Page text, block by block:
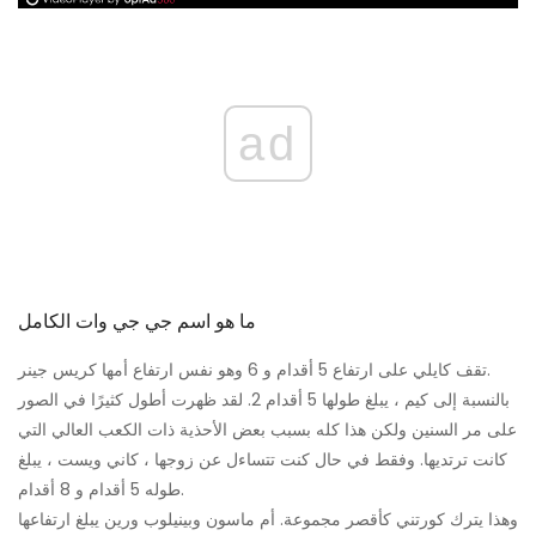
ad
ما هو اسم جي جي وات الكامل
تقف كايلي على ارتفاع 5 أقدام و 6 وهو نفس ارتفاع أمها كريس جينر.
بالنسبة إلى كيم ، يبلغ طولها 5 أقدام 2. لقد ظهرت أطول كثيرًا في الصور
على مر السنين ولكن هذا كله بسبب بعض الأحذية ذات الكعب العالي التي
كانت ترتديها. وفقط في حال كنت تتساءل عن زوجها ، كاني ويست ، يبلغ
طوله 5 أقدام و 8 أقدام.
وهذا يترك كورتني كأقصر مجموعة. أم ماسون وبينيلوب ورين يبلغ ارتفاعها